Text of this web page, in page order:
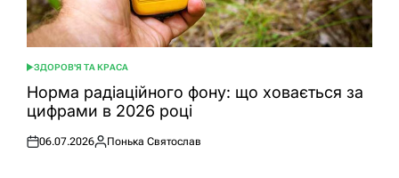
ОПУБЛІКУВАТИ
У
ЗДОРОВ'Я ТА КРАСА
Норма радіаційного фону: що ховається за
цифрами в 2026 році
Оприлюднено
06.07.2026
Опубліковано
Понька Святослав